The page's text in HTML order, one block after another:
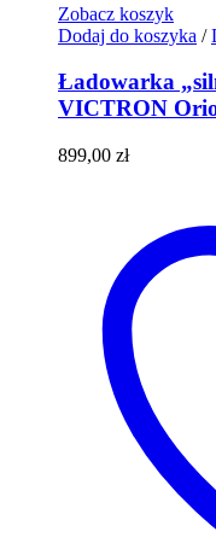
Zobacz koszyk
Dodaj do koszyka /
Ładowarka
VICTRON
899,00 zł